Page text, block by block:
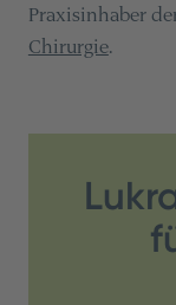
Praxisinhaber
Chirurgie.